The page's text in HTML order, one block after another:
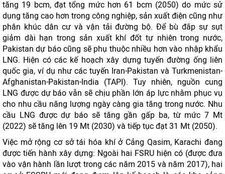
tăng 19 bcm, đạt tổng mức hơn 61 bcm (2050) do mức sử
dụng tăng cao hơn trong công nghiệp, sản xuất điện cũng như
phân khúc dân cư và vận tải đường bộ. Để bù đắp sự sụt
giảm dài hạn trong sản xuất khí đốt tự nhiên trong nước,
Pakistan dự báo ​​cũng sẽ phụ thuộc nhiều hơn vào nhập khẩu
LNG. Hiện có các kế hoạch xây dựng tuyến đường ống liên
quốc gia, ví dụ như các tuyến Iran-Pakistan và Turkmenistan-
Afghanistan-Pakistan-India (TAPI). Tuy nhiên, nguồn cung
LNG được dự báo vẫn sẽ chịu phần lớn áp lực nhằm phục vụ
cho nhu cầu năng lượng ngày càng gia tăng trong nước. Nhu
cầu LNG được dự báo sẽ tăng gần gấp ba, từ mức 7 Mt
(2022) sẽ tăng lên 19 Mt (2030) và tiếp tục đạt 31 Mt (2050).
Việc mở rộng cơ sở tái hóa khí ở Cảng Qasim, Karachi đang
được tiến hành xây dựng: Ngoài hai FSRU hiện có (được đưa
vào vận hành lần lượt trong các năm 2015 và năm 2017), hai